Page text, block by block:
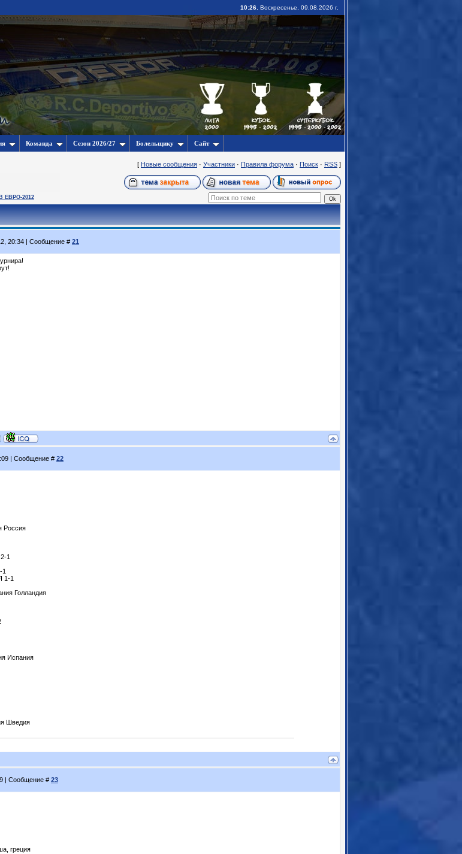
10:26 , Воскресенье, 09.08.2026 г.
Команда Сезон 2026/27 Болельщику Сайт
[ Новые сообщения · Участники · Правила форума · Поиск · RSS ]
ЕВРО-2012
20:34 | Сообщение # 21
| Сообщение # 22
1
1-1
Голландия
Испания
Шведия
| Сообщение # 23
греция